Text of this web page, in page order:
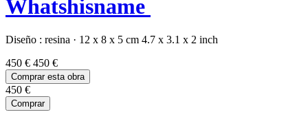
Whatshisname
Diseño : resina · 12 x 8 x 5 cm 4.7 x 3.1 x 2 inch
450 € 450 €
Comprar esta obra
450 €
Comprar